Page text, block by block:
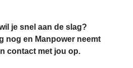
je snel aan de slag?
nog en Manpower neemt
contact met jou op.